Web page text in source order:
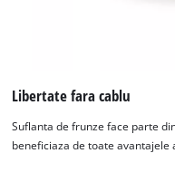
Libertate fara cablu
Suflanta de frunze face parte
beneficiaza de toate